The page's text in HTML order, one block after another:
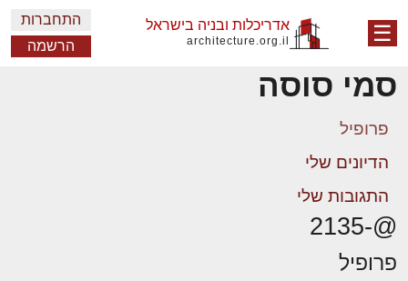
☰ אדריכלות ובניה בישראל
architecture.org.il
התחברות
הרשמה
סמי סוסה
פרופיל
הדיונים שלי
התגובות שלי
@-2135
פרופיל